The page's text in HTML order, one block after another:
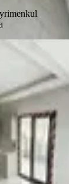
(165m2)
Mahallesi
8. Kat·